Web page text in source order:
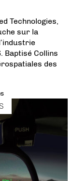
Technologies,
sur la
Baptisé Collins
des